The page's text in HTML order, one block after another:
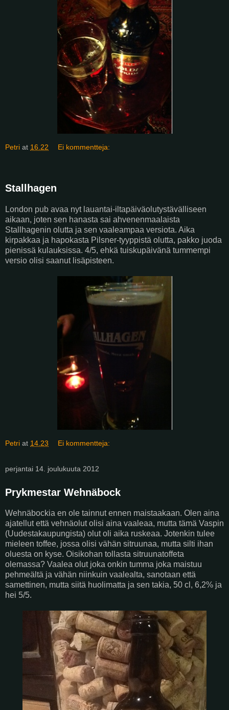
Petri at 16.22 Ei kommentteja:
Stallhagen
London pub avaa nyt lauantai-iltapäiväolutystävälliseen
aikaan, joten sen hanasta sai ahvenenmaalaista
Stallhagenin olutta ja sen vaaleampaa versiota. Aika
kirpakkaa ja hapokasta Pilsner-tyyppistä olutta, pakko juoda
pienissä kulauksissa. 4/5, ehkä tuiskupäivänä tummempi
versio olisi saanut lisäpisteen.
Petri at 14.23 Ei kommentteja:
perjantai 14. joulukuuta 2012
Prykmestar Wehnäbock
Wehnäbockia en ole tainnut ennen maistaakaan. Olen aina
ajatellut että vehnäolut olisi aina vaaleaa, mutta tämä Vaspin
(Uudestakaupungista) olut oli aika ruskeaa. Jotenkin tulee
mieleen toffee, jossa olisi vähän sitruunaa, mutta silti ihan
oluesta on kyse. Oisikohan tollasta sitruunatoffeta
olemassa? Vaalea olut joka onkin tumma joka maistuu
pehmeältä ja vähän niinkuin vaalealta, sanotaan että
samettinen, mutta siitä huolimatta ja sen takia, 50 cl, 6,2% ja
hei 5/5.